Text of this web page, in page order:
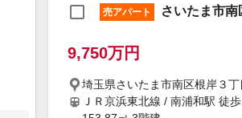
売アパート さいたま市
9,750万円
埼玉県さいたま市南区根岸３丁
ＪＲ京浜東北線 / 南浦和駅 徒